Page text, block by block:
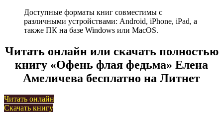
Доступные форматы книг совместимы с
различными устройствами: Android, iPhone, iPad, а
также ПК на базе Windows или MacOS.
Читать онлайн или скачать полностью
книгу «Офень флая федьма» Елена
Амеличева бесплатно на Литнет
Читать онлайн
Скачать книгу